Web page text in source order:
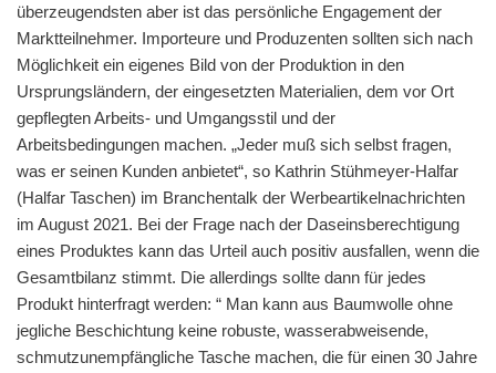
überzeugendsten aber ist das persönliche Engagement der
Marktteilnehmer. Importeure und Produzenten sollten sich nach
Möglichkeit ein eigenes Bild von der Produktion in den
Ursprungsländern, der eingesetzten Materialien, dem vor Ort
gepflegten Arbeits- und Umgangsstil und der
Arbeitsbedingungen machen. „Jeder muß sich selbst fragen,
was er seinen Kunden anbietet“, so Kathrin Stühmeyer-Halfar
(Halfar Taschen) im Branchentalk der Werbeartikelnachrichten
im August 2021. Bei der Frage nach der Daseinsberechtigung
eines Produktes kann das Urteil auch positiv ausfallen, wenn die
Gesamtbilanz stimmt. Die allerdings sollte dann für jedes
Produkt hinterfragt werden: “ Man kann aus Baumwolle ohne
jegliche Beschichtung keine robuste, wasserabweisende,
schmutzunempfängliche Tasche machen, die für einen 30 Jahre